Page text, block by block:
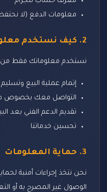
معلومات الدفع (لا نحتفظ
2. كيف نستخدم معلوماتك
نستخدم معلوماتك فقط من
إتمام عملية البيع
التواصل معك بخصوص
تقديم الدعم الفني بعد
تحسين خدماتنا
3. حماية المعلومات
نحن نتخذ إجراءات أمنية
الوصول غير المصرح به أو